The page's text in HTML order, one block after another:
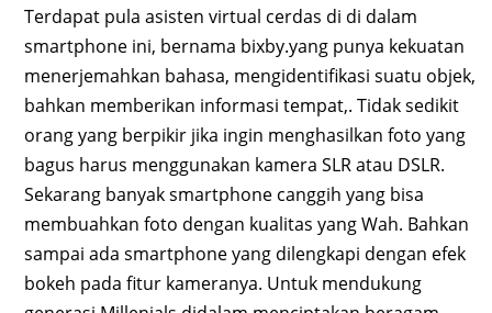
Terdapat pula asisten virtual cerdas di di dalam
smartphone ini, bernama bixby.yang punya kekuatan
menerjemahkan bahasa, mengidentifikasi suatu objek,
bahkan memberikan informasi tempat,. Tidak sedikit
orang yang berpikir jika ingin menghasilkan foto yang
bagus harus menggunakan kamera SLR atau DSLR.
Sekarang banyak smartphone canggih yang bisa
membuahkan foto dengan kualitas yang Wah. Bahkan
sampai ada smartphone yang dilengkapi dengan efek
bokeh pada fitur kameranya. Untuk mendukung